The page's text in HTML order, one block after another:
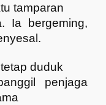
tamparan
Ia bergeming,
duduk
penjaga